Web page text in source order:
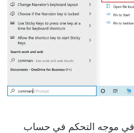
في موجه التحكم في حساب